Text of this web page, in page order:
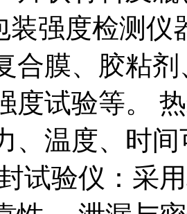
装强度检测仪
合膜、胶粘
度试验等。
、温度、时
试验仪：采